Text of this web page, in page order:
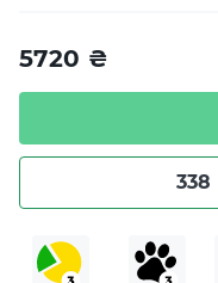
5720 ₴
338